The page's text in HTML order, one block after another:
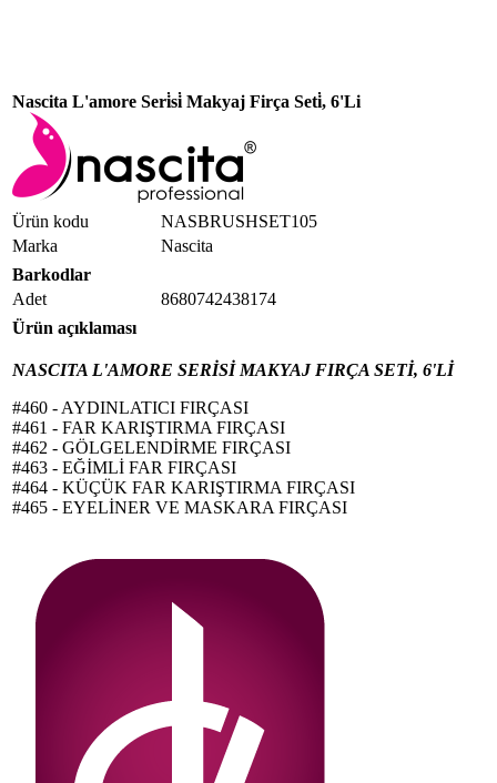
Nascita L'amore Seri̇si̇ Makyaj Firça Seti̇, 6'Li
Ürün kodu
NASBRUSHSET105
Marka
Nascita
Barkodlar
Adet
8680742438174
Ürün açıklaması
NASCITA L'AMORE SERİSİ MAKYAJ FIRÇA SETİ, 6'Lİ
#460 - AYDINLATICI FIRÇASI
#461 - FAR KARIŞTIRMA FIRÇASI
#462 - GÖLGELENDİRME FIRÇASI
#463 - EĞİMLİ FAR FIRÇASI
#464 - KÜÇÜK FAR KARIŞTIRMA FIRÇASI
#465 - EYELİNER VE MASKARA FIRÇASI